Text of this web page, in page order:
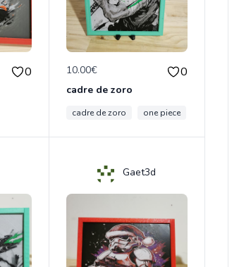
0 10.00€ 0
cadre de zoro
cadre de zoro one piece
Gaet3d